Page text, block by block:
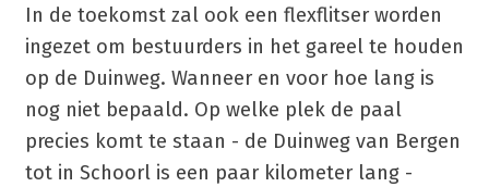
In de toekomst zal ook een flexflitser worden
ingezet om bestuurders in het gareel te houden
op de Duinweg. Wanneer en voor hoe lang is
nog niet bepaald. Op welke plek de paal
precies komt te staan - de Duinweg van Bergen
tot in Schoorl is een paar kilometer lang -